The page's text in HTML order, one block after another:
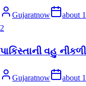
Gujaratnow
about
2
પાકિસ્તાની વહુ
Gujaratnow
about